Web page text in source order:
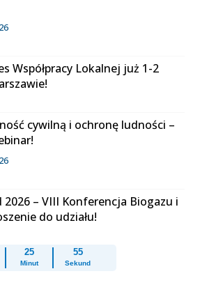
Współpracy Lokalnej już 1-2
cywilną i ochronę ludności –
2026 – VIII Konferencja Biogazu i
do udziału!
25
Minut
55
Sekund